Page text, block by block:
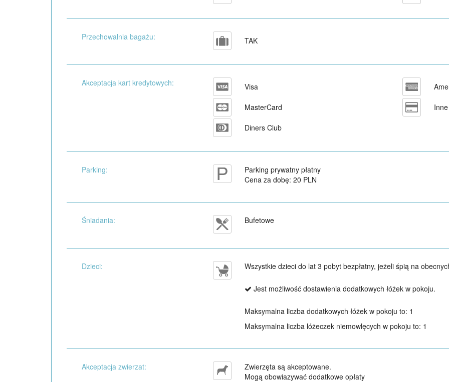
Przechowalnia bagażu: TAK
Akceptacja kart kredytowych: Visa
MasterCard
Diners Club
Parking:
Parking prywatny płatny
Cena za dobę: 20 PLN
Śniadania: Bufetowe
Dzieci: Wszystkie dzieci do lat 3 pobyt bezpłatny, jeżeli śpią na
Jest możliwość dostawienia dodatkowych łóżek w pokoju.
Maksymalna liczba dodatkowych łóżek w pokoju to: 1
Maksymalna liczba lóżeczek niemowlęcych w pokoju to: 1
Akceptacja zwierzat:
Zwierzęta są akceptowane.
Mogą obowiazywać dodatkowe opłaty